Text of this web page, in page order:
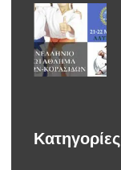
Κατηγορίες